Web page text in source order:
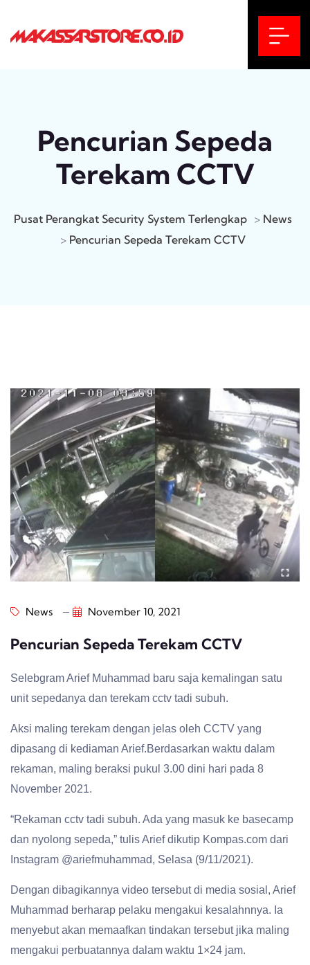
Pencurian Sepeda
Terekam CCTV
Pusat Perangkat Security System Terlengkap > News
> Pencurian Sepeda Terekam CCTV
News November 10, 2021
Pencurian Sepeda Terekam CCTV
Selebgram Arief Muhammad baru saja kemalingan satu
unit sepedanya dan terekam cctv tadi subuh.
Aksi maling terekam dengan jelas oleh CCTV yang
dipasang di kediaman Arief.Berdasarkan waktu dalam
rekaman, maling beraksi pukul 3.00 dini hari pada 8
November 2021.
“Rekaman cctv tadi subuh. Ada yang masuk ke basecamp
dan nyolong sepeda,” tulis Arief dikutip Kompas.com dari
Instagram @ariefmuhammad, Selasa (9/11/2021).
Dengan dibagikannya video tersebut di media sosial, Arief
Muhammad berharap pelaku mengakui kesalahnnya. Ia
menyebut akan memaafkan tindakan tersebut jika maling
mengakui perbuatannya dalam waktu 1×24 jam.